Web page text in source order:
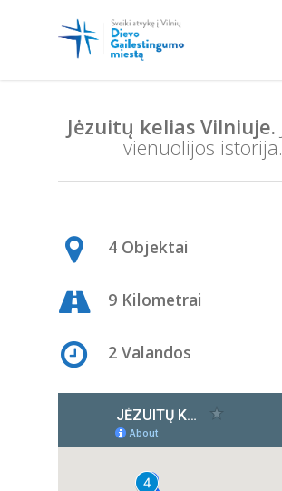
Jėzuitų kelias Vilniuje.
vienuolijos istorija.
4 Objektai
9 Kilometrai
2 Valandos